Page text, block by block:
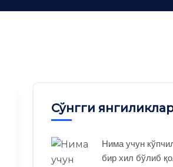
Сўнгги
Нима учун
бир хил бўлиб